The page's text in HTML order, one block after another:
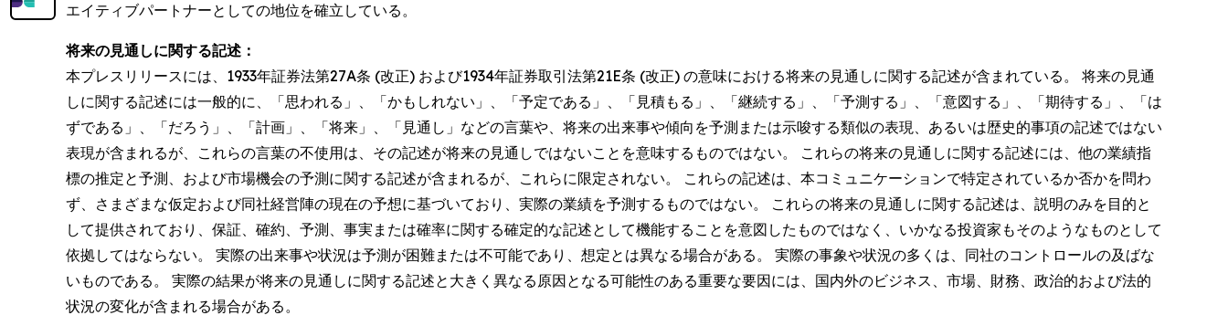
エイティブパートナーとしての地位を確立している。
将来の見通しに関する記述：
本プレスリリースには、1933年証券法第27A条 (改正) および1934年証券取引法第21E条 (改正) の意味における将来の見通しに関する記述が含まれている。 将来の見通
しに関する記述には一般的に、「思われる」、「かもしれない」、「予定である」、「見積もる」、「継続する」、「予測する」、「意図する」、「期待する」、「は
ずである」、「だろう」、「計画」、「将来」、「見通し」などの言葉や、将来の出来事や傾向を予測または示唆する類似の表現、あるいは歴史的事項の記述ではない
表現が含まれるが、これらの言葉の不使用は、その記述が将来の見通しではないことを意味するものではない。 これらの将来の見通しに関する記述には、他の業績指
標の推定と予測、および市場機会の予測に関する記述が含まれるが、これらに限定されない。 これらの記述は、本コミュニケーションで特定されているか否かを問わ
ず、さまざまな仮定および同社経営陣の現在の予想に基づいており、実際の業績を予測するものではない。 これらの将来の見通しに関する記述は、説明のみを目的と
して提供されており、保証、確約、予測、事実または確率に関する確定的な記述として機能することを意図したものではなく、いかなる投資家もそのようなものとして
依拠してはならない。 実際の出来事や状況は予測が困難または不可能であり、想定とは異なる場合がある。 実際の事象や状況の多くは、同社のコントロールの及ばな
いものである。 実際の結果が将来の見通しに関する記述と大きく異なる原因となる可能性のある重要な要因には、国内外のビジネス、市場、財務、政治的および法的
状況の変化が含まれる場合がある。